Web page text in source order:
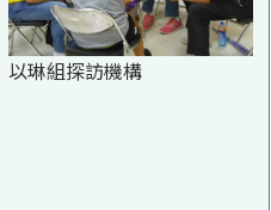
以琳組探訪機構